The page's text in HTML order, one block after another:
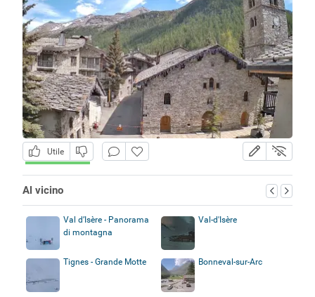
Utile
Al vicino
Val d’Isère - Panorama
di montagna
Val-d'Isère
Tignes - Grande Motte Bonneval-sur-Arc